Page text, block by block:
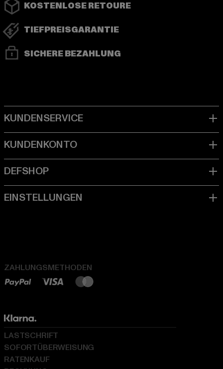
KOSTENLOSE RETOURE
TIEFPREISGARANTIE
SICHERE BEZAHLUNG
ZAHLUNGSMETHODEN
LASTSCHRIFT
SOFORTÜBERWEISUNG
RATENKAUF